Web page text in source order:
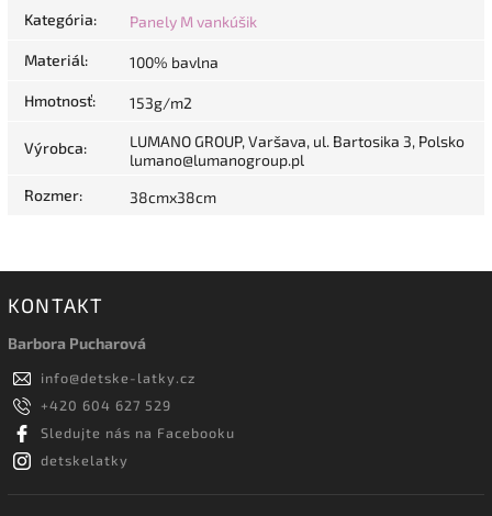
Kategória: Panely M vankúšik
Materiál: 100% bavlna
Hmotnosť: 153g/m2
Výrobca:
LUMANO GROUP, Varšava, ul. Bartosika 3, Polsko
lumano@lumanogroup.pl
Rozmer: 38cmx38cm
KONTAKT
Barbora Pucharová
info@detske-latky.cz
+420 604 627 529
Sledujte nás na Facebooku
detskelatky